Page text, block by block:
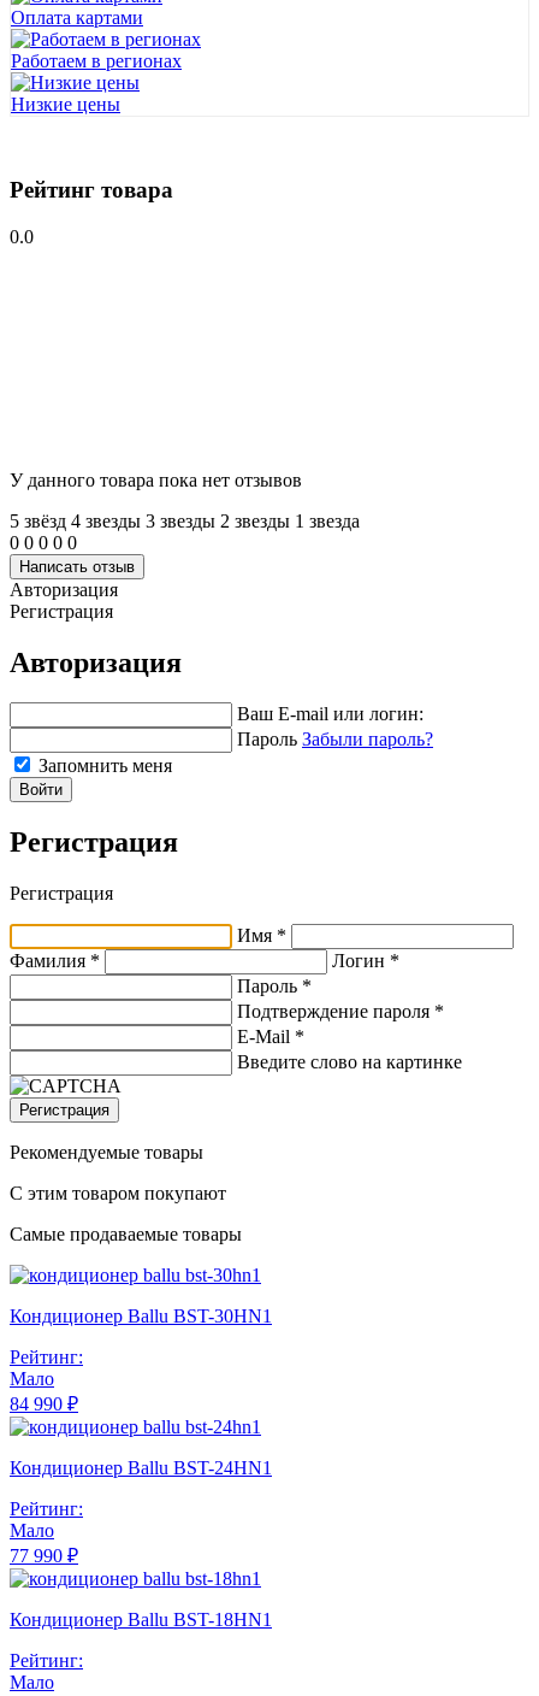
Оплата картами
Работаем в регионах
Низкие цены
Рейтинг товара
0.0
У данного товара пока нет отзывов
5 звёзд 4 звeзды 3 звeзды 2 звeзды 1 звeзда
0 0 0 0 0
Написать отзыв
Авторизация
Регистрация
Авторизация
Ваш E-mail или логин:
Пароль Забыли пароль?
Запомнить меня
Войти
Регистрация
Регистрация
Имя *
Фамилия *
Логин *
Пароль *
Подтверждение пароля *
E-Mail *
Введите слово на картинке
Регистрация
Рекомендуемые товары
С этим товаром покупают
Самые продаваемые товары
Кондиционер Ballu BST-30HN1
Рейтинг:
Мало
84 990 ₽
Кондиционер Ballu BST-24HN1
Рейтинг:
Мало
77 990 ₽
Кондиционер Ballu BST-18HN1
Рейтинг:
Мало